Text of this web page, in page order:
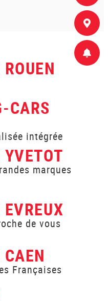
CARS
intégrée
marques
de vous
Françaises